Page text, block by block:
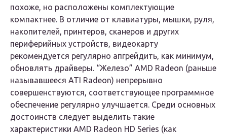
похоже, но расположены комплектующие
компактнее. В отличие от клавиатуры, мышки, руля,
накопителей, принтеров, сканеров и других
периферийных устройств, видеокарту
рекомендуется регулярно апгрейдить, как минимум,
обновлять драйверы. “Железо” AMD Radeon (раньше
называвшееся ATI Radeon) непрерывно
совершенствуются, соответствующее программное
обеспечение регулярно улучшается. Среди основных
достоинств следует выделить такие
характеристики AMD Radeon HD Series (как